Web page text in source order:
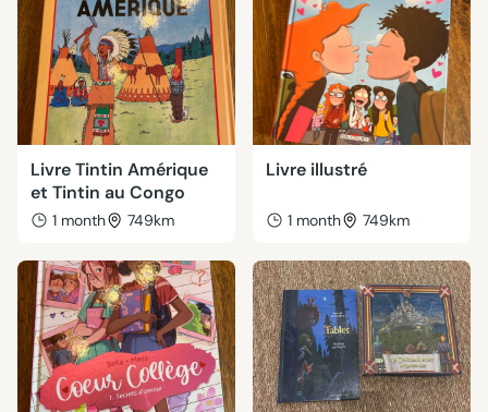
Livre Tintin Amérique
et Tintin au Congo
1 month 749km
Livre illustré
1 month 749km